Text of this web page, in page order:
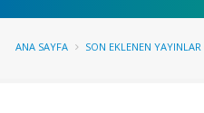
ANA SAYFA SON EKLENEN YAYINLAR